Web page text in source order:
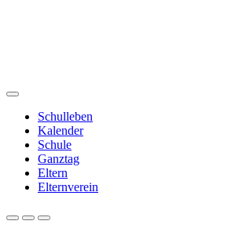
Schulleben
Kalender
Schule
Ganztag
Eltern
Elternverein